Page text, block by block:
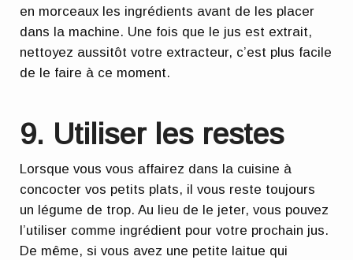
en morceaux les ingrédients avant de les placer
dans la machine. Une fois que le jus est extrait,
nettoyez aussitôt votre extracteur, c’est plus facile
de le faire à ce moment.
9. Utiliser les restes
Lorsque vous vous affairez dans la cuisine à
concocter vos petits plats, il vous reste toujours
un légume de trop. Au lieu de le jeter, vous pouvez
l’utiliser comme ingrédient pour votre prochain jus.
De même, si vous avez une petite laitue qui